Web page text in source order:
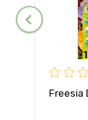
Freesia